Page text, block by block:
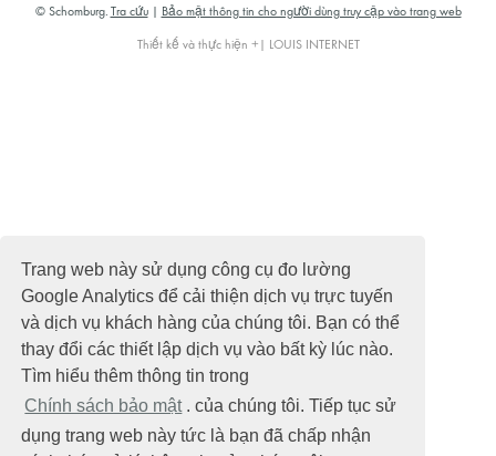
Trang web này sử dụng công cụ đo lường
Google Analytics để cải thiện dịch vụ trực tuyến
và dịch vụ khách hàng của chúng tôi. Bạn có thể
thay đổi các thiết lập dịch vụ vào bất kỳ lúc nào.
Tìm hiểu thêm thông tin trong
Chính sách bảo mật . của chúng tôi. Tiếp tục sử
dụng trang web này tức là bạn đã chấp nhận
© Schomburg. Tra cứu| Bảo mật thông tin cho người dùng truy cập vào trang web
Thiết kế và thực hiện +| LOUIS INTERNET